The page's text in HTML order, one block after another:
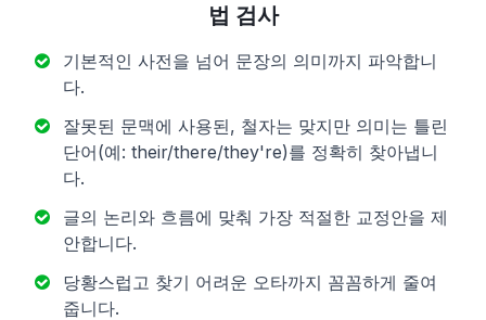
법 검사
기본적인 사전을 넘어 문장의 의미까지 파악합니
다.
잘못된 문맥에 사용된, 철자는 맞지만 의미는 틀린
단어(예: their/there/they're)를 정확히 찾아냅니
다.
글의 논리와 흐름에 맞춰 가장 적절한 교정안을 제
안합니다.
당황스럽고 찾기 어려운 오타까지 꼼꼼하게 줄여
줍니다.